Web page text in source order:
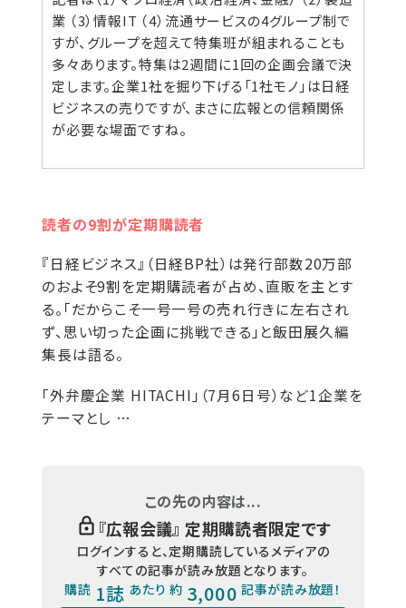
業 （3）情報IT （4）流通サービスの4グループ制で
すが、グループを超えて特集班が組まれることも
多々あります。特集は2週間に1回の企画会議で決
定します。企業1社を掘り下げる「1社モノ」は日経
ビジネスの売りですが、まさに広報との信頼関係
が必要な場面ですね。
読者の9割が定期購読者
『日経ビジネス』（日経BP社）は発行部数20万部
のおよそ9割を定期購読者が占め、直販を主とす
る。「だからこそ一号一号の売れ行きに左右され
ず、思い切った企画に挑戦できる」と飯田展久編
集長は語る。
「外弁慶企業 HITACHI」（7月6日号）など1企業を
テーマとし …
この先の内容は...
『広報会議』 定期購読者限定です
ログインすると、定期購読しているメディアの
すべての記事が読み放題となります。
購読 1誌 あたり 約 3,000 記事が読み放題！